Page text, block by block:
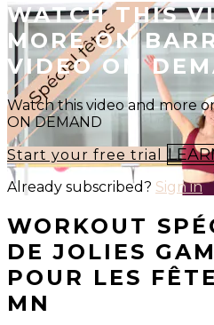
WATCH THIS
MORE ON
VIDEO ON
Watch this video and more
ON DEMAND
Start your free trial
Already subscribed? Sign in
WORKOUT
DE JOLIES
POUR LES
MN